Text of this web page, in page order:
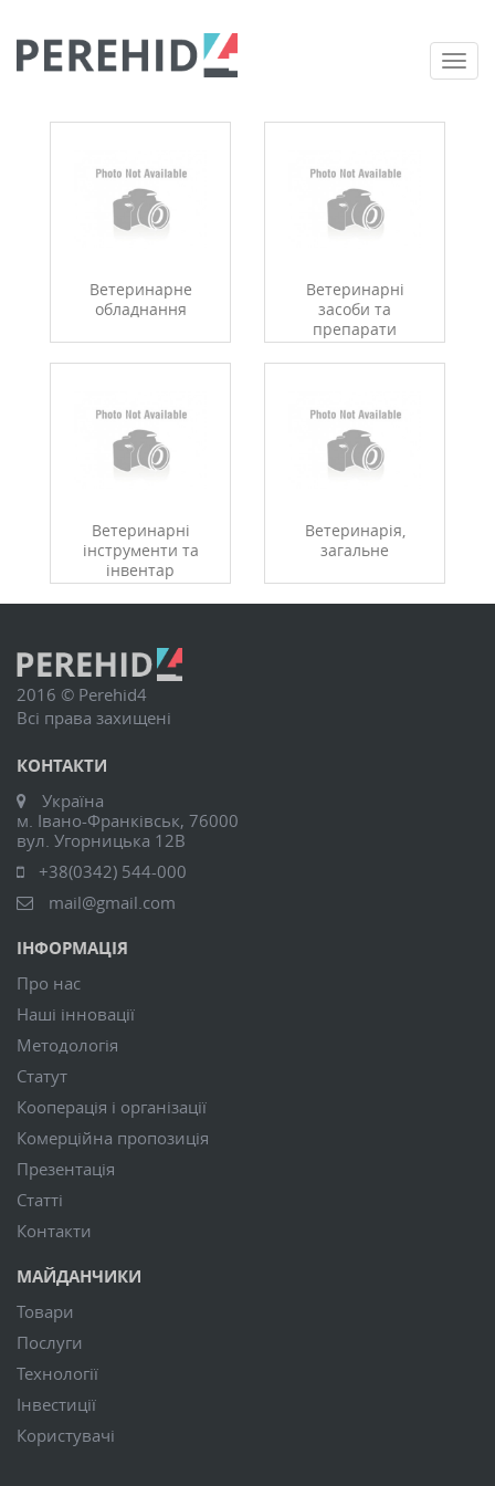
Ветеринарне
обладнання
Ветеринарні
засоби та
препарати
Ветеринарні
інструменти та
інвентар
Ветеринарія,
загальне
2016 © Perehid4
Всі права захищені
КОНТАКТИ
Україна
м. Івано-Франківськ, 76000
вул. Угорницька 12В
+38(0342) 544-000
mail@gmail.com
ІНФОРМАЦІЯ
Про нас
Наші інновації
Методологія
Статут
Кооперація і організації
Комерційна пропозиція
Презентація
Статті
Контакти
МАЙДАНЧИКИ
Товари
Послуги
Технології
Інвестиції
Користувачі